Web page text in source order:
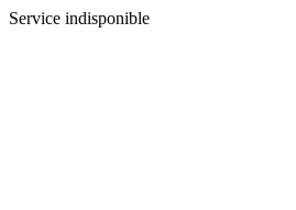
Service indisponible